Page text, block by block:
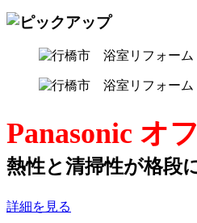
Panasonic オ
熱性と清掃性が格段
詳細を見る